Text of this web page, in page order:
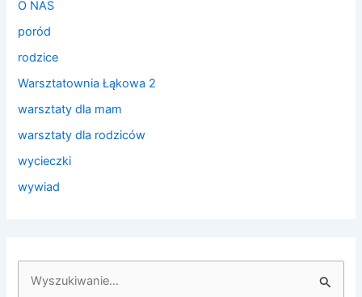
O NAS
poród
rodzice
Warsztatownia Łąkowa 2
warsztaty dla mam
warsztaty dla rodziców
wycieczki
wywiad